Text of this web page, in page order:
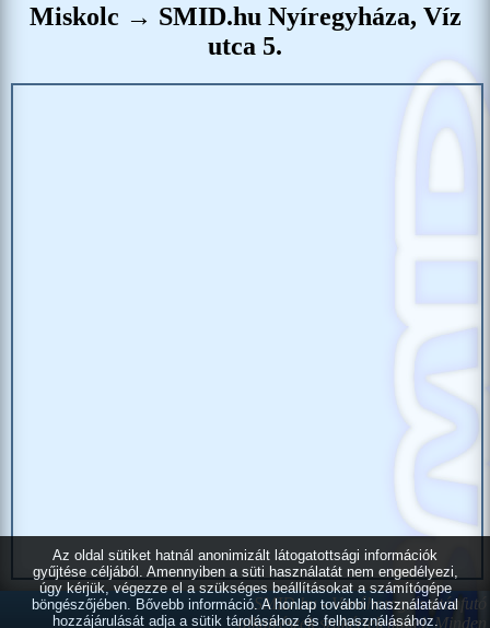
Miskolc → SMID.hu Nyíregyháza, Víz
utca 5.
SMID.hu - Vonóhorog és utánfutó
alkatrészek szakértelemmel. Minden
Az oldal sütiket hatnál anonimizált látogatottsági információk
gyűjtése céljából. Amennyiben a süti használatát nem engedélyezi,
úgy kérjük, végezze el a szükséges beállításokat a számítógépe
böngészőjében. Bővebb információ. A honlap további használatával
hozzájárulását adja a sütik tárolásához és felhasználásához.